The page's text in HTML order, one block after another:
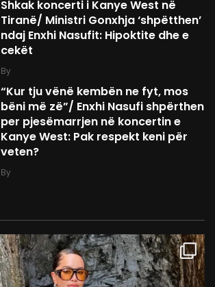
Shkak koncerti i Kanye West në
Tiranë/ Ministri Gonxhja ‘shpëtthen’
ndaj Enxhi Nasufit: Hipoktite dhe e
cekët
By
“Kur tju vënë kembën ne fyt, mos
bëni më zë”/ Enxhi Nasufi shpërthen
per pjesëmarrjen në koncertin e
Kanye West: Pak respekt keni për
veten?
By